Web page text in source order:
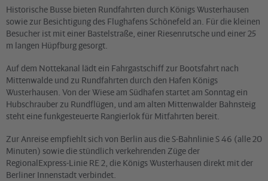
Historische Busse bieten Rundfahrten durch Königs Wusterhausen
sowie zur Besichtigung des Flughafens Schönefeld an. Für die kleinen
Besucher ist mit einer Bastelstraße, einer Riesenrutsche und einer 25
m langen Hüpfburg gesorgt.
Auf dem Nottekanal lädt ein Fahrgastschiff zur Bootsfahrt nach
Mittenwalde und zu Rundfahrten durch den Hafen Königs
Wusterhausen. Von der Wiese am Südhafen startet am Sonntag ein
Hubschrauber zu Rundflügen, und am alten Mittenwalder Bahnsteig
steht eine funkgesteuerte Rangierlok für Mitfahrten bereit.
Zur Anreise empfiehlt sich von Berlin aus die S-Bahnlinie S 46 (alle 20
Minuten) sowie die stündlich verkehrenden Züge der
RegionalExpress-Linie RE 2, die Königs Wusterhausen direkt mit der
Berliner Innenstadt verbindet.